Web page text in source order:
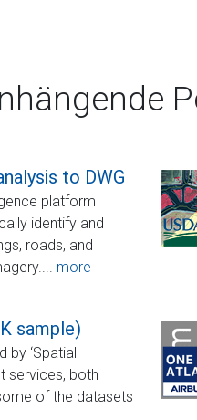
to DWG
platform
identify and
roads, and
more
sample)
by ‘Spatial
services, both
of the datasets